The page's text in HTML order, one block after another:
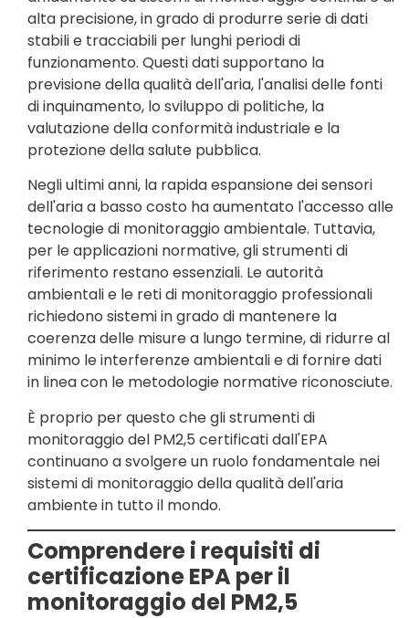
alta precisione, in grado di produrre serie di dati
stabili e tracciabili per lunghi periodi di
funzionamento. Questi dati supportano la
previsione della qualità dell'aria, l'analisi delle fonti
di inquinamento, lo sviluppo di politiche, la
valutazione della conformità industriale e la
protezione della salute pubblica.
Negli ultimi anni, la rapida espansione dei sensori
dell'aria a basso costo ha aumentato l'accesso alle
tecnologie di monitoraggio ambientale. Tuttavia,
per le applicazioni normative, gli strumenti di
riferimento restano essenziali. Le autorità
ambientali e le reti di monitoraggio professionali
richiedono sistemi in grado di mantenere la
coerenza delle misure a lungo termine, di ridurre al
minimo le interferenze ambientali e di fornire dati
in linea con le metodologie normative riconosciute.
È proprio per questo che gli strumenti di
monitoraggio del PM2,5 certificati dall'EPA
continuano a svolgere un ruolo fondamentale nei
sistemi di monitoraggio della qualità dell'aria
ambiente in tutto il mondo.
Comprendere i requisiti di
certificazione EPA per il
monitoraggio del PM2,5